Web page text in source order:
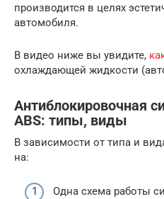
производится в целях
автомобиля.
В видео ниже вы увидите,
охлаждающей жидкости
Антиблокировочная
ABS: типы, виды
В зависимости от типа и
на:
Одна схема работы